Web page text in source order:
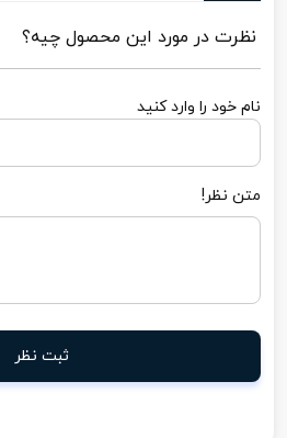
نظرت در مورد این محصول چیه؟
نام خود را وارد کنید
متن نظر!
ثبت نظر